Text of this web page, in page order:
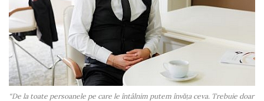
“De la toate persoanele pe care le întâlnim putem învăța ceva. Trebuie doar